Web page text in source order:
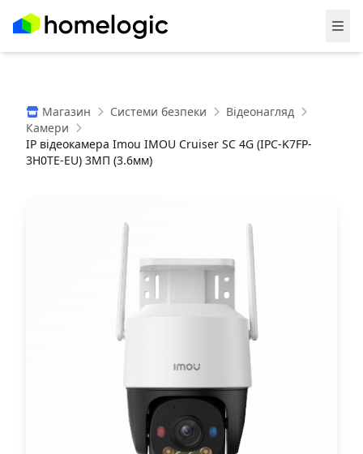
Магазин Системи безпеки
Відеонагляд
Камери
IP відеокамера Imou IMOU Cruiser SC 4G (IPC-K7FP-
3H0TE-EU) 3МП (3.6мм)